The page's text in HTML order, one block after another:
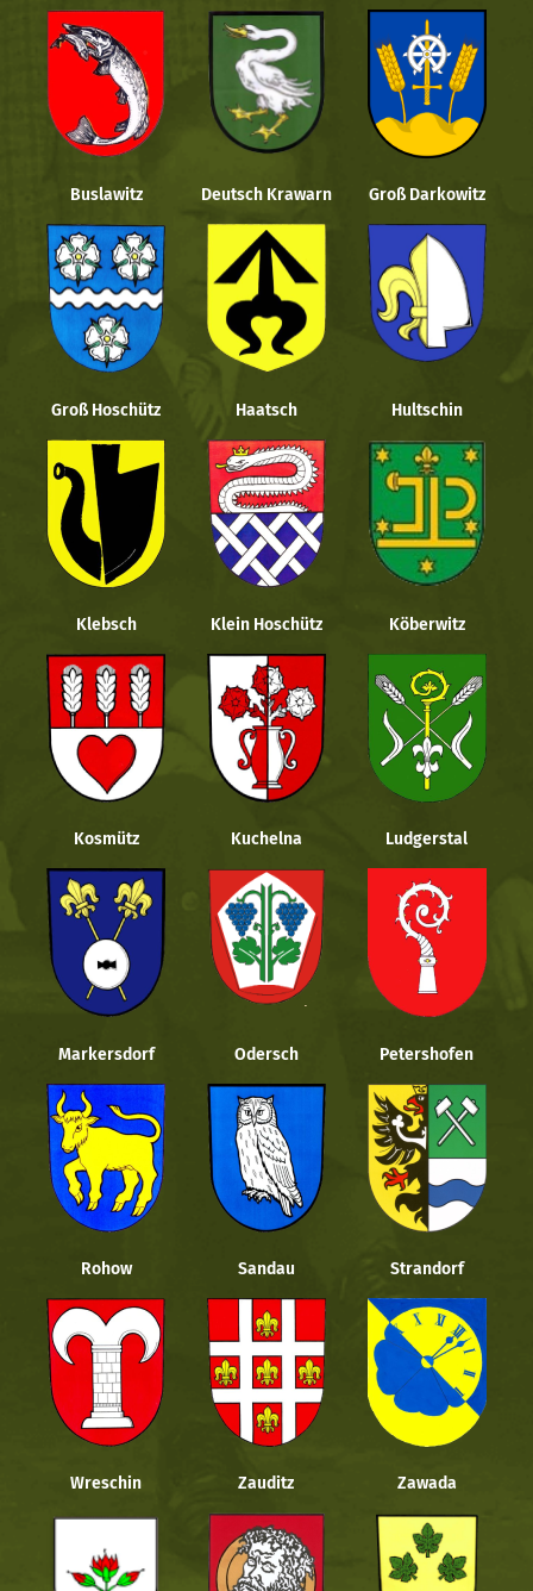
Buslawitz Deutsch Krawarn Groß Darkowitz
Groß Hoschütz Haatsch Hultschin
Klebsch Klein Hoschütz Köberwitz
Kosmütz Kuchelna Ludgerstal
Markersdorf Odersch Petershofen
Rohow Sandau Strandorf
Wreschin Zauditz Zawada